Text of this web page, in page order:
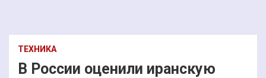
ТЕХНИКА
В России оценили иранскую